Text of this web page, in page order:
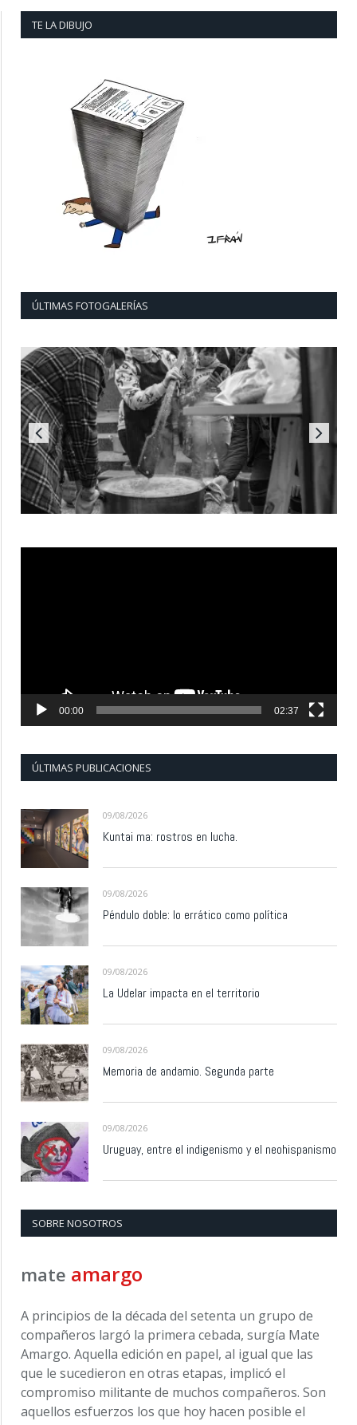
TE LA DIBUJO
ÚLTIMAS FOTOGALERÍAS
00:00 02:37
ÚLTIMAS PUBLICACIONES
09/08/2026
Kuntai ma: rostros en lucha.
09/08/2026
Péndulo doble: lo errático como política
09/08/2026
La Udelar impacta en el territorio
09/08/2026
Memoria de andamio. Segunda parte
09/08/2026
Uruguay, entre el indigenismo y el neohispanismo
SOBRE NOSOTROS
mate amargo
A principios de la década del setenta un grupo de
compañeros largó la primera cebada, surgía Mate
Amargo. Aquella edición en papel, al igual que las
que le sucedieron en otras etapas, implicó el
compromiso militante de muchos compañeros. Son
aquellos esfuerzos los que hoy hacen posible el